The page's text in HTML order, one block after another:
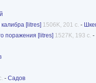
[litres] 1506K, 201 с. -
поражения [litres] 1527K, 193 с. -
- Садов